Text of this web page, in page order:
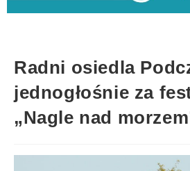
Radni osiedla
jednogłośnie za
„Nagle nad